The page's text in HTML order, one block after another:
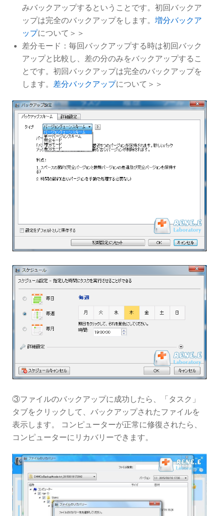
みバックアップするということです。初回バックア
ップは完全のバックアップをします。 増分バックア
ップについて＞＞
差分モード：毎回バックアップする時は初回バック
アップと比較し、差の分のみをバックアップするこ
とです。初回バックアップは完全のバックアップを
します。 差分バックアップについて＞＞
③ファイルのバックアップに成功したら、「タスク」
タブをクリックして、バックアップされたファイルを
表示します。 コンピューターが正常に修復されたら、
コンピューターにリカバリーできます。